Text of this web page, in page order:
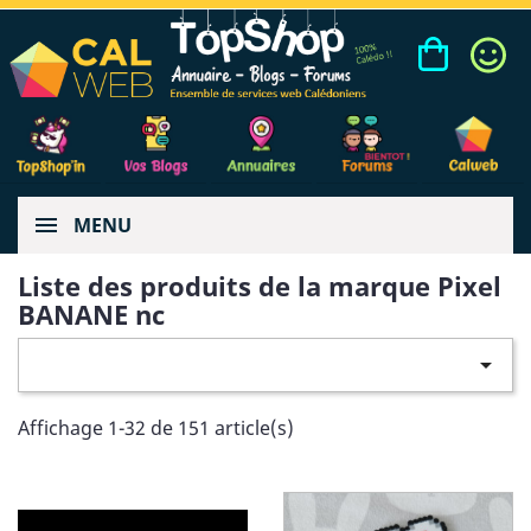
MENU
Liste des produits de la marque Pixel
BANANE nc

Affichage 1-32 de 151 article(s)